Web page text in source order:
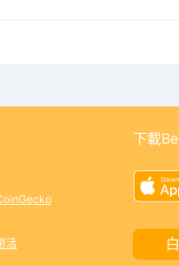
活
下載